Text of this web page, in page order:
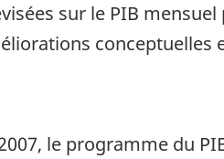
sur le PIB
le programme du